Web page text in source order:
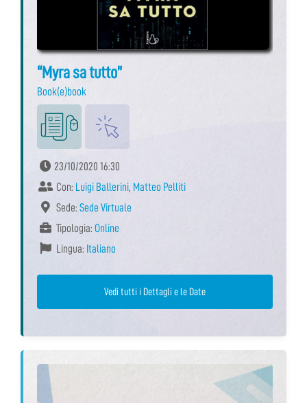
“Myra sa tutto”
Book(e)book
23/10/2020 16:30
Con: Luigi Ballerini, Matteo Pelliti
Sede: Sede Virtuale
Tipologia: Online
Lingua: Italiano
Vedi tutti i Dettagli e le Date